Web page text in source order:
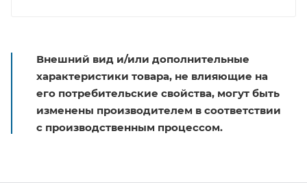
Внешний вид и/или дополнительные
характеристики товара, не влияющие на
его потребительские свойства, могут быть
изменены производителем в соответствии
с производственным процессом.